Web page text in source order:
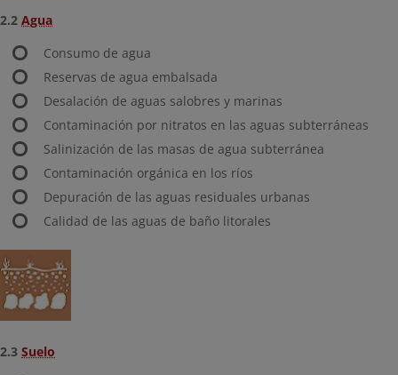
2.2 Agua
Consumo de agua
Reservas de agua embalsada
Desalación de aguas salobres y marinas
Contaminación por nitratos en las aguas subterráneas
Salinización de las masas de agua subterránea
Contaminación orgánica en los ríos
Depuración de las aguas residuales urbanas
Calidad de las aguas de baño litorales
2.3 Suelo